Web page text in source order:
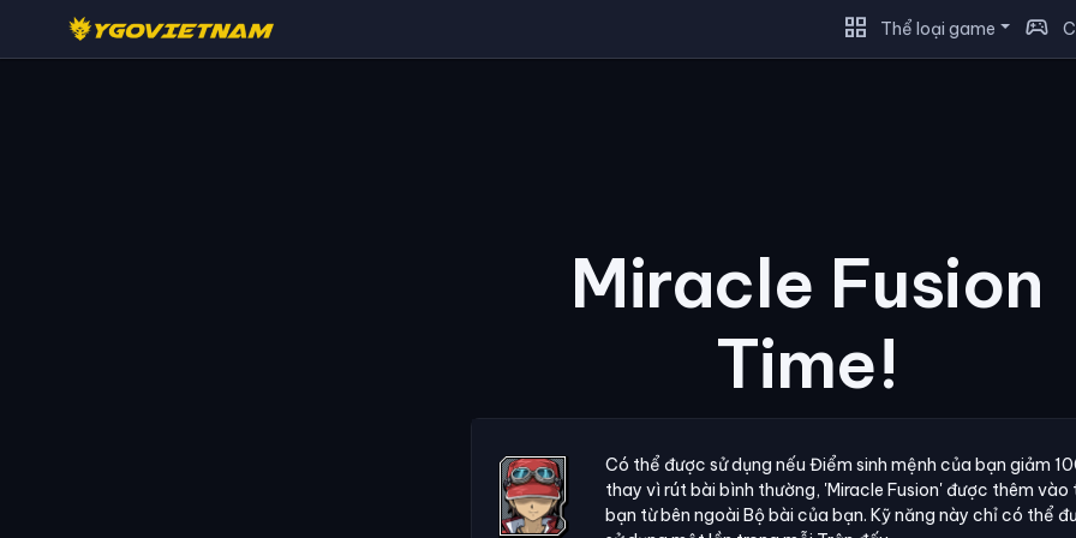
grid_view Thể loại game sports_esports
Miracle Fusion
Time!
Có thể được sử dụng nếu Điểm sinh mệnh của bạn giảm
thay vì rút bài bình thường, 'Miracle Fusion' được thêm vào
bạn từ bên ngoài Bộ bài của bạn. Kỹ năng này chỉ có thể